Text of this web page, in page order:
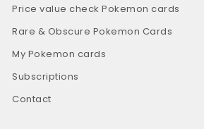
Price value check Pokemon cards
Rare & Obscure Pokemon Cards
My Pokemon cards
Subscriptions
Contact